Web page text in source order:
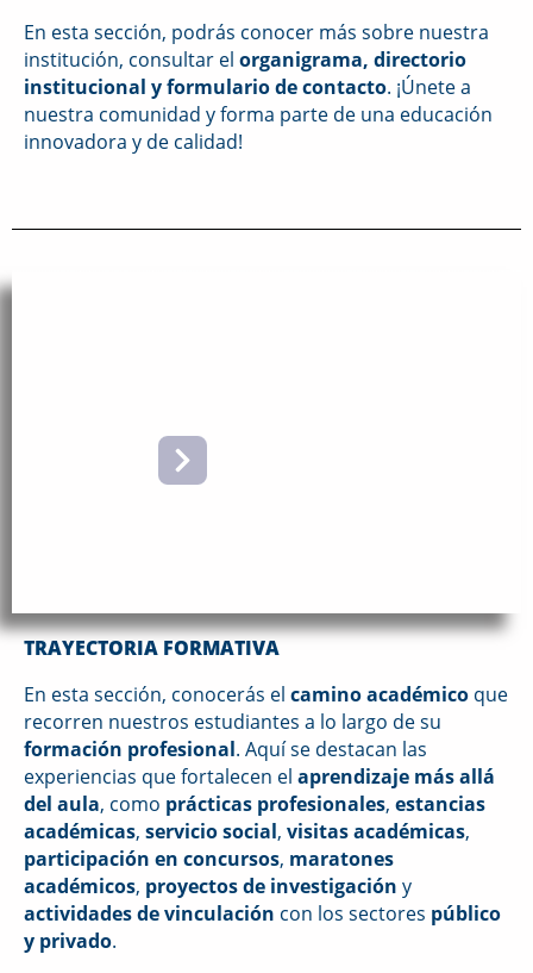
En esta sección, podrás conocer más sobre nuestra
institución, consultar el organigrama, directorio
institucional y formulario de contacto. ¡Únete a
nuestra comunidad y forma parte de una educación
innovadora y de calidad!
TRAYECTORIA FORMATIVA
En esta sección, conocerás el camino académico que
recorren nuestros estudiantes a lo largo de su
formación profesional. Aquí se destacan las
experiencias que fortalecen el aprendizaje más allá
del aula, como prácticas profesionales, estancias
académicas, servicio social, visitas académicas,
participación en concursos, maratones
académicos, proyectos de investigación y
actividades de vinculación con los sectores público
y privado.